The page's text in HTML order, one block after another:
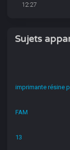
12:27
Sujets
imprimante résine
FAM
13